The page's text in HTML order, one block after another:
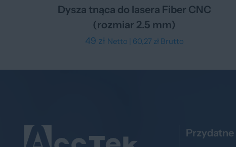
Dysza tnąca do lasera Fiber CNC
(rozmiar 2.5 mm)
49 zł Netto | 60,27 złBrutto